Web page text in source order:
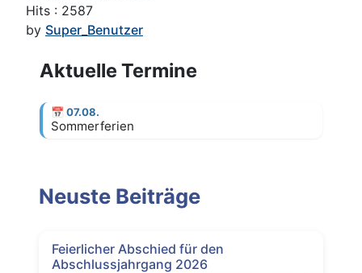
Hits : 2587
by Super_Benutzer
Aktuelle Termine
📅 07.08.
Sommerferien
Neuste Beiträge
Feierlicher Abschied für den
Abschlussjahrgang 2026